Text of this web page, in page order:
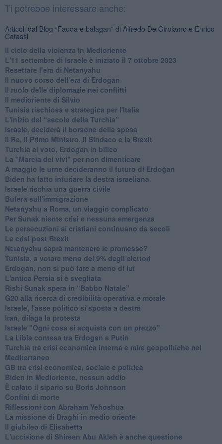
Ti potrebbe interessare anche:
Articoli dal Blog “Fauda e balagan” di Alfredo De Girolamo e Enrico
Catassi
Il ciclo della violenza in Medioriente
L'11 settembre di Israele è iniziato il 7 ottobre 2023
Resettare l’era di Netanyahu
​Il nuovo corso dell’era di Erdogan
Il ruolo delle diplomazie nei conflitti
Il medioriente di Silvio
Tunisia rischiosa e strategica per l'Italia
L'inizio del “secolo della Turchia”
Israele, deciderà il borsone della spesa
Il Re, il Primo Ministro, il Sindaco e la Brexit
Turchia al voto, Erdogan in bilico
La "Marcia dei vivi" per non dimenticare
A maggio le urne decideranno il futuro di Erdoğan
Biden ha fatto infuriare la destra israeliana
Israele rischia una guerra civile
Bufera sull'immigrazione
Netanyahu a Roma, un viaggio complicato
Per Sunak niente crisi e nessuna emergenza
Le persecuzioni ai cristiani continuano da secoli
Le crisi post Brexit
Netanyahu saprà mantenere le promesse?
Tunisia, a votare meno del 9% degli elettori
Erdogan, non si può fare a meno di lui
L'antica Persia si è svegliata
Rishi Sunak spera in “Babbo Natale”
G20 alla ricerca di credibilità operativa e morale
Israele, l'asse politico si sposta a destra
Iran, dilaga la protesta
Israele "Ogni cosa si acquista con un prezzo"
La Libia contesa tra Erdogan e Putin
Turchia tra crisi economica interna e mire geopolitiche nel
Mediterraneo
GB tra crisi economica, sociale e politica
Biden in Medioriente, nessun addio
È calato il sipario su Boris Johnson
Confini di morte
Riflessioni con Abraham Yehoshua
La missione di Draghi in medio oriente
Il giubileo di Elisabetta
L'uccisione di Shireen Abu Akleh è anche questione